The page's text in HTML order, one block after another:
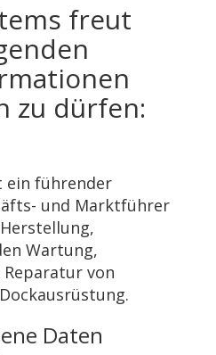
freut
zu dürfen:
ein führender
und Marktführer
Wartung,
von
Daten